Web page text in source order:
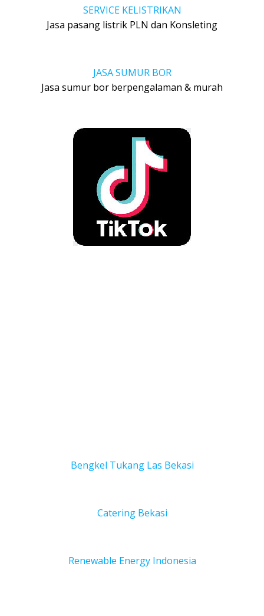
SERVICE KELISTRIKAN
Jasa pasang listrik PLN dan Konsleting
JASA SUMUR BOR
Jasa sumur bor berpengalaman & murah
Bengkel Tukang Las Bekasi
Catering Bekasi
Renewable Energy Indonesia